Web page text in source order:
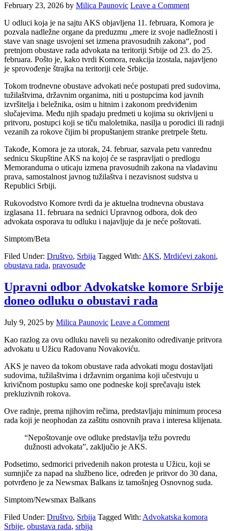
February 23, 2026 by Milica Paunovic Leave a Comment
U odluci koja je na sajtu AKS objavljena 11. februara, Komora je
pozvala nadležne organe da preduzmu „mere iz svoje nadležnosti i
stave van snage usvojeni set izmena pravosudnih zakona“, pod
pretnjom obustave rada advokata na teritoriji Srbije od 23. do 25.
februara. Pošto je, kako tvrdi Komora, reakcija izostala, najavljeno
je sprovođenje štrajka na teritoriji cele Srbije.
Tokom trodnevne obustave advokati neće postupati pred sudovima,
tužilaštvima, državnim organima, niti u postupcima kod javnih
izvršitelja i beležnika, osim u hitnim i zakonom predviđenim
slučajevima. Među njih spadaju predmeti u kojima su okrivljeni u
pritvoru, postupci koji se tiču maloletnika, nasilja u porodici ili radnji
vezanih za rokove čijim bi propuštanjem stranke pretrpele štetu.
Takođe, Komora je za utorak, 24. februar, sazvala petu vanrednu
sednicu Skupštine AKS na kojoj će se raspravljati o predlogu
Memoranduma o uticaju izmena pravosudnih zakona na vladavinu
prava, samostalnost javnog tužilaštva i nezavisnost sudstva u
Republici Srbiji.
Rukovodstvo Komore tvrdi da je aktuelna trodnevna obustava
izglasana 11. februara na sednici Upravnog odbora, dok deo
advokata osporava tu odluku i najavljuje da je neće poštovati.
Simptom/Beta
Filed Under: Društvo, Srbija Tagged With: AKS, Mrdićevi zakoni,
obustava rada, pravosuđe
Upravni odbor Advokatske komore Srbije
doneo odluku o obustavi rada
July 9, 2025 by Milica Paunovic Leave a Comment
Kao razlog za ovu odluku naveli su nezakonito određivanje pritvora
advokatu u Užicu Radovanu Novakoviću.
AKS je naveo da tokom obustave rada advokati mogu dostavljati
sudovima, tužilaštvima i državnim organima koji učestvuju u
krivičnom postupku samo one podneske koji sprečavaju istek
prekluzivnih rokova.
Ove radnje, prema njihovim rečima, predstavljaju minimum procesa
rada koji je neophodan za zaštitu osnovnih prava i interesa klijenata.
“Nepoštovanje ove odluke predstavlja težu povredu
dužnosti advokata”, zaključio je AKS.
Podsetimo, sedmorici privedenih nakon protesta u Užicu, koji se
sumnjiče za napad na službeno lice, određen je pritvor do 30 dana,
potvrđeno je za Newsmax Balkans iz tamošnjeg Osnovnog suda.
Simptom/Newsmax Balkans
Filed Under: Društvo, Srbija Tagged With: Advokatska komora
Srbije, obustava rada, srbija